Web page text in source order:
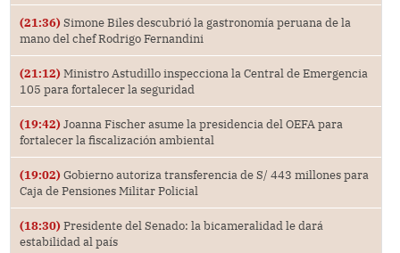
(21:36) Simone Biles descubrió la gastronomía peruana de la
mano del chef Rodrigo Fernandini
(21:12) Ministro Astudillo inspecciona la Central de Emergencia
105 para fortalecer la seguridad
(19:42) Joanna Fischer asume la presidencia del OEFA para
fortalecer la fiscalización ambiental
(19:02) Gobierno autoriza transferencia de S/ 443 millones para
Caja de Pensiones Militar Policial
(18:30) Presidente del Senado: la bicameralidad le dará
estabilidad al país